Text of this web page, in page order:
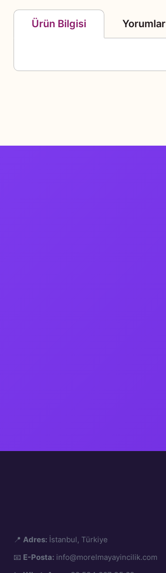
Ürün Bilgisi Yorumlar
📍 Adres: İstanbul, Türkiye
📧 E-Posta: info@morelmayayincilik.com